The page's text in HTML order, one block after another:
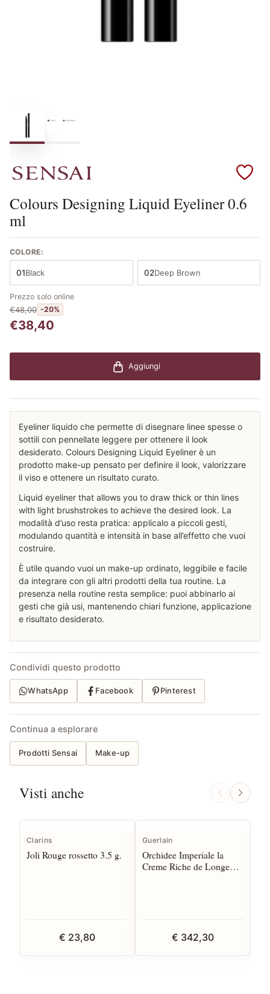
Scopri i prodotti Sensai
Colours Designing Liquid Eyeliner 0.6
ml
Prezzo solo online
€48,00 -20%
€38,40
COLORE:
01Black 02Deep Brown
Aggiungi
Eyeliner liquido che permette di disegnare linee spesse o
sottili con pennellate leggere per ottenere il look
desiderato. Colours Designing Liquid Eyeliner è un
prodotto make-up pensato per definire il look, valorizzare
il viso e ottenere un risultato curato.
Liquid eyeliner that allows you to draw thick or thin lines
with light brushstrokes to achieve the desired look. La
modalità d’uso resta pratica: applicalo a piccoli gesti,
modulando quantità e intensità in base all’effetto che vuoi
costruire.
È utile quando vuoi un make-up ordinato, leggibile e facile
da integrare con gli altri prodotti della tua routine. La
presenza nella routine resta semplice: puoi abbinarlo ai
gesti che già usi, mantenendo chiari funzione, applicazione
e risultato desiderato.
Condividi questo prodotto
WhatsApp Facebook Pinterest
Continua a esplorare
Prodotti Sensai Make-up
Visti anche
Clarins
Joli Rouge rossetto 3.5 g.
€ 23,80
Guerlain
Orchidee Imperiale la
Creme Riche de Longevite
€ 342,30